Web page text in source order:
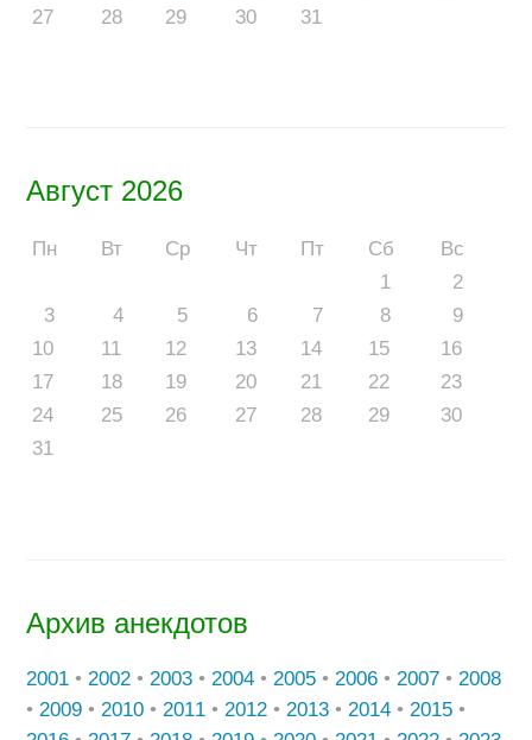
27
28 29 30 31
Август 2026
Пн Вт Ср Чт Пт Сб
Вс
1
2
3
4 5 6 7 8
9
10
11 12 13 14 15
16
17
18 19 20 21 22
23
24
25 26 27 28 29
30
31
Архив анекдотов
2001 • 2002 • 2003 • 2004 • 2005 • 2006 • 2007 • 2008
• 2009 • 2010 • 2011 • 2012 • 2013 • 2014 • 2015 •